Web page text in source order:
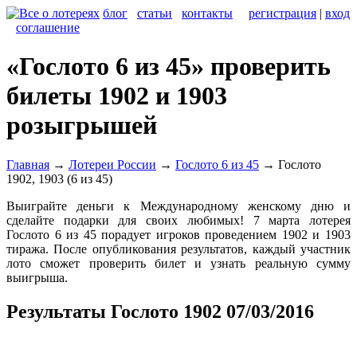
блог статьи контакты регистрация | вход
соглашение
«Гослото 6 из 45» проверить
билеты 1902 и 1903
розыгрышей
Главная → Лотереи России → Гослото 6 из 45 → Гослото
1902, 1903 (6 из 45)
Выиграйте деньги к Международному женскому дню и
сделайте подарки для своих любимых! 7 марта лотерея
Гослото 6 из 45 порадует игроков проведением 1902 и 1903
тиража. После опубликования результатов, каждый участник
лото сможет проверить билет и узнать реальную сумму
выигрыша.
Результаты Гослото 1902 07/03/2016